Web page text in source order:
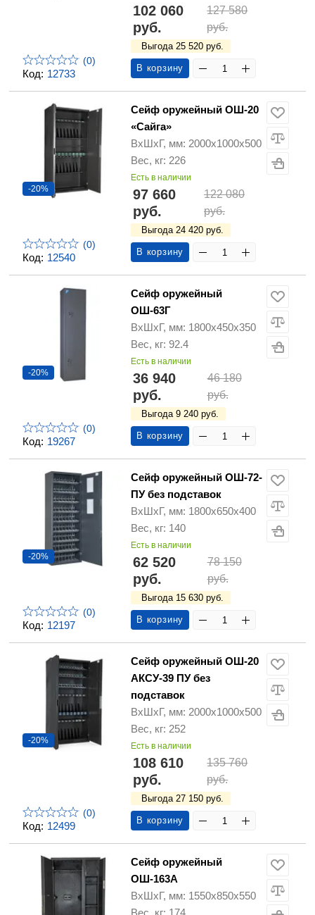
Код: 12733
(0)
102 060
руб.
127 580
руб.
Выгода 25 520 руб.
В корзину
Код: 12540
-20%
(0)
Сейф оружейный ОШ-20
«Сайга»
ВхШхГ, мм: 2000х1000х500
Вес, кг: 226
Есть в наличии
97 660
руб.
122 080
руб.
Выгода 24 420 руб.
В корзину
Код: 19267
-20%
(0)
Сейф оружейный
ОШ-63Г
ВхШхГ, мм: 1800х450х350
Вес, кг: 92.4
Есть в наличии
36 940
руб.
46 180
руб.
Выгода 9 240 руб.
В корзину
Код: 12197
-20%
(0)
Сейф оружейный ОШ-72-
ПУ без подставок
ВхШхГ, мм: 1800х650х400
Вес, кг: 140
Есть в наличии
62 520
руб.
78 150
руб.
Выгода 15 630 руб.
В корзину
Код: 12499
-20%
(0)
Сейф оружейный ОШ-20
АКСУ-39 ПУ без
подставок
ВхШхГ, мм: 2000х1000х500
Вес, кг: 252
Есть в наличии
108 610
руб.
135 760
руб.
Выгода 27 150 руб.
В корзину
Сейф оружейный
ОШ-163A
ВхШхГ, мм: 1550х850х550